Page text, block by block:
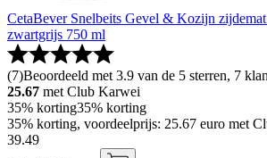
CetaBever Snelbeits Gevel & Kozijn
zwartgrijs 750 ml
(7)Beoordeeld met 3.9 van de 5 sterren, 7
25.67 met Club Karwei
35% korting35% korting
35% korting, voordeelprijs: 25.67 euro met
39.49